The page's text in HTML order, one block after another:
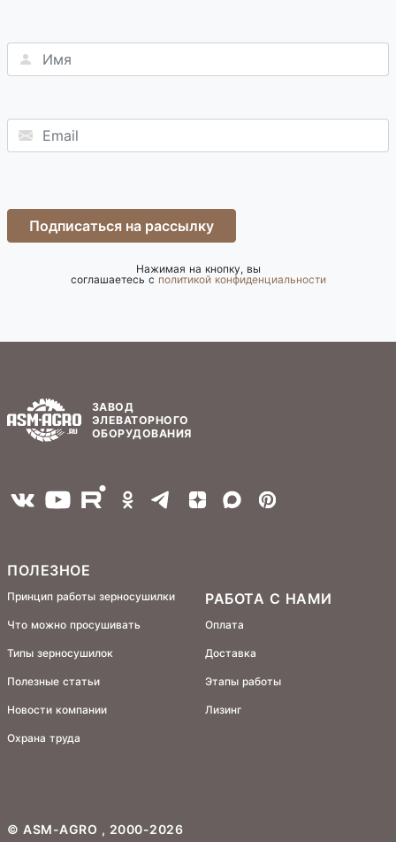
Подписаться на рассылку
Нажимая на кнопку, вы
соглашаетесь с политикой конфиденциальности
ЗАВОД
ЭЛЕВАТОРНОГО
ОБОРУДОВАНИЯ
ПОЛЕЗНОЕ
Принцип работы зерносушилки
Что можно просушивать
Типы зерносушилок
Полезные статьи
Новости компании
Охрана труда
РАБОТА С НАМИ
Оплата
Доставка
Этапы работы
Лизинг
© ASM-AGRO , 2000-2026